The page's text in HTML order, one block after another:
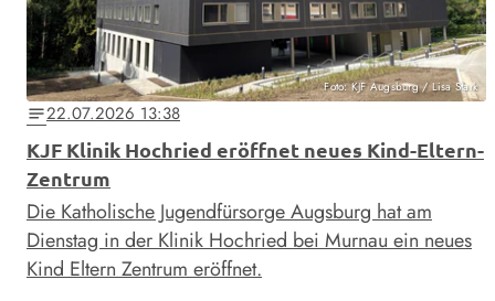
Foto: KJF Augsburg / Lisa Stark
notes22.07.2026 13:38
KJF Klinik Hochried eröffnet neues Kind-Eltern-
Zentrum
Die Katholische Jugendfürsorge Augsburg hat am
Dienstag in der Klinik Hochried bei Murnau ein neues
Kind Eltern Zentrum eröffnet.